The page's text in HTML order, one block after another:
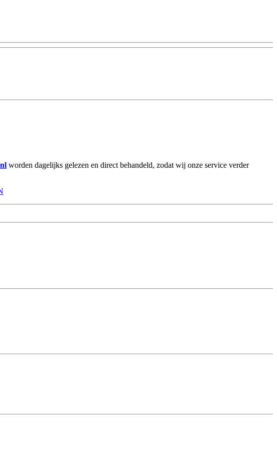
worden dagelijks gelezen en direct behandeld, zodat wij onze service verder